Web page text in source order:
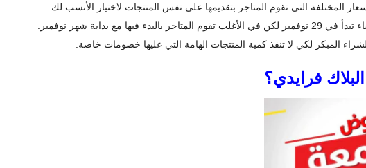
المختلفة التي تقوم المتاجر بتقديمها على نفس المنتجات لاختيار الأنسب لك.
فيها مع بداية شهر نوفمبر.
المبكر لكي لا تنفذ كمية المنتجات الهامة التي عليها خصومات خاصة.
فرايدي؟